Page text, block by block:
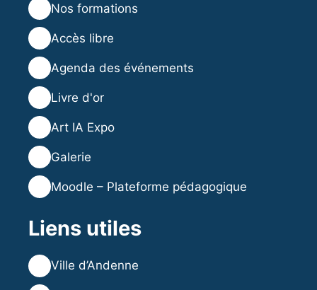
Nos formations
Accès libre
Agenda des événements
Livre d'or
Art IA Expo
Galerie
Moodle – Plateforme pédagogique
Liens utiles
Ville d’Andenne